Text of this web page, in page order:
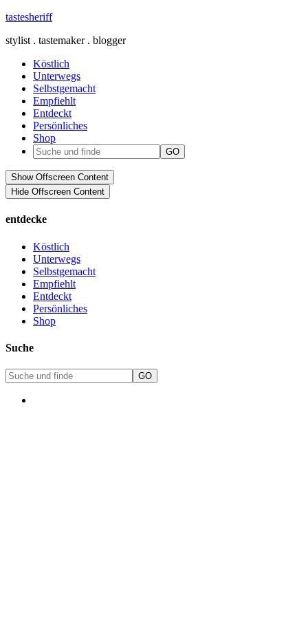
tastesheriff
stylist . tastemaker . blogger
Köstlich
Unterwegs
Selbstgemacht
Empfiehlt
Entdeckt
Persönliches
Shop
Show Offscreen Content
Hide Offscreen Content
entdecke
Köstlich
Unterwegs
Selbstgemacht
Empfiehlt
Entdeckt
Persönliches
Shop
Suche